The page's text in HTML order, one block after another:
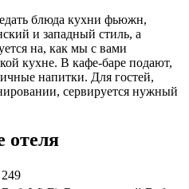
блюда кухни фьюжн,
и западный стиль, а
на, как мы с вами
кухне. В кафе-баре подают,
напитки. Для гостей,
сервируется нужный
отеля
249